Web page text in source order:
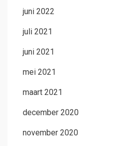
juni 2022
juli 2021
juni 2021
mei 2021
maart 2021
december 2020
november 2020